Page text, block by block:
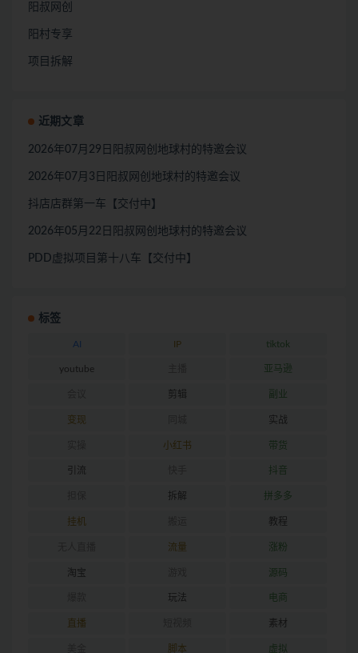
阳叔网创
阳村专享
项目拆解
近期文章
2026年07月29日阳叔网创地球村的特邀会议
2026年07月3日阳叔网创地球村的特邀会议
抖店店群第一车【交付中】
2026年05月22日阳叔网创地球村的特邀会议
PDD虚拟项目第十八车【交付中】
标签
AI IP tiktok
youtube 亚马逊
剪辑 副业
变现 实战
小红书 带货
引流 抖音
拆解 拼多多
挂机 教程
流量 涨粉
淘宝 源码
玩法 电商
直播 素材
脚本 虚拟